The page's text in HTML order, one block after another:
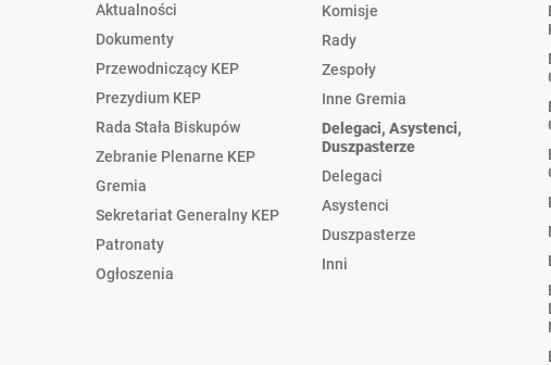
Aktualności
Dokumenty
Przewodniczący KEP
Prezydium KEP
Rada Stała Biskupów
Zebranie Plenarne KEP
Gremia
Sekretariat Generalny KEP
Patronaty
Ogłoszenia
Komisje
Rady
Zespoły
Inne Gremia
Delegaci, Asystenci,
Duszpasterze
Delegaci
Asystenci
Duszpasterze
Inni